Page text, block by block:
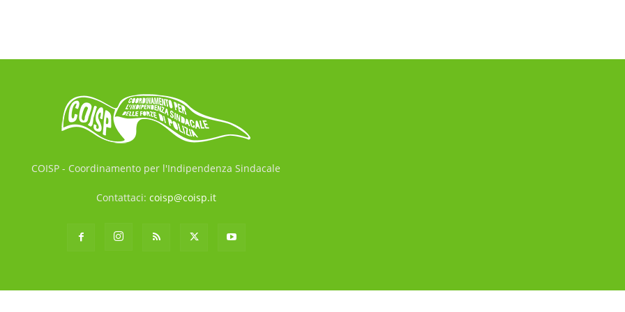
COISP - Coordinamento per l'Indipendenza Sindacale
Contattaci: coisp@coisp.it